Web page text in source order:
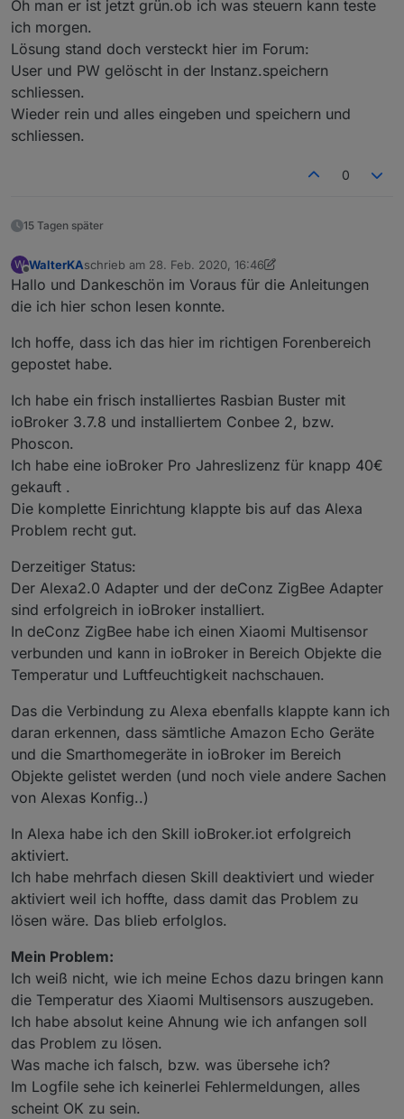
folgendes
#Edit#
hat ein wenig gedauert, aber habe es hinbekommen,
iot.0 läuft nun und übernimmt auch meine
(3224) Cannot read keys:
error","time":"2020-02-
13T22:28:58.966Z"} / [object Object]
iot.0 2020-02-13 23:27:08.183 error
"Internal server error"
iot.0 2020-02-13 23:27:06.765 info
PW
vergeben.es ist nicht das gleiche
wie für den ProZugang
Skill ist verknüpft
Oh man er ist jetzt grün.ob ich was steuern kann teste
ich morgen.
Lösung stand doch versteckt hier im Forum:
User und PW gelöscht in der Instanz.speichern
schliessen.
Wieder rein und alles eingeben und speichern und
schliessen.
0
15 Tagen später
W
Offline
WalterKAschrieb am 28. Feb. 2020, 16:46
zuletzt editiert von WalterKA3. Feb. 2020, 07:42
Hallo und Dankeschön im Voraus für die Anleitungen
die ich hier schon lesen konnte.
Ich hoffe, dass ich das hier im richtigen Forenbereich
gepostet habe.
Ich habe ein frisch installiertes Rasbian Buster mit
ioBroker 3.7.8 und installiertem Conbee 2, bzw.
Phoscon.
Ich habe eine ioBroker Pro Jahreslizenz für knapp 40€
gekauft .
Die komplette Einrichtung klappte bis auf das Alexa
Problem recht gut.
Derzeitiger Status:
Der Alexa2.0 Adapter und der deConz ZigBee Adapter
sind erfolgreich in ioBroker installiert.
In deConz ZigBee habe ich einen Xiaomi Multisensor
verbunden und kann in ioBroker in Bereich Objekte die
Temperatur und Luftfeuchtigkeit nachschauen.
Das die Verbindung zu Alexa ebenfalls klappte kann ich
daran erkennen, dass sämtliche Amazon Echo Geräte
und die Smarthomegeräte in ioBroker im Bereich
Objekte gelistet werden (und noch viele andere Sachen
von Alexas Konfig..)
In Alexa habe ich den Skill ioBroker.iot erfolgreich
aktiviert.
Ich habe mehrfach diesen Skill deaktiviert und wieder
aktiviert weil ich hoffte, dass damit das Problem zu
lösen wäre. Das blieb erfolglos.
Mein Problem:
Ich weiß nicht, wie ich meine Echos dazu bringen kann
die Temperatur des Xiaomi Multisensors auszugeben.
Ich habe absolut keine Ahnung wie ich anfangen soll
das Problem zu lösen.
Was mache ich falsch, bzw. was übersehe ich?
Im Logfile sehe ich keinerlei Fehlermeldungen, alles
scheint OK zu sein.